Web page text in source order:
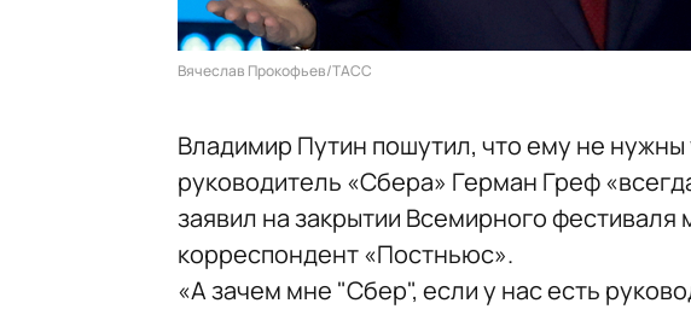
Вячеслав Прокофьев/ТАСС
Владимир Путин пошутил, что ему не
руководитель «Сбера» Герман Греф
заявил на закрытии Всемирного
корреспондент «Постньюс».
«А зачем мне "Сбер", если у нас есть